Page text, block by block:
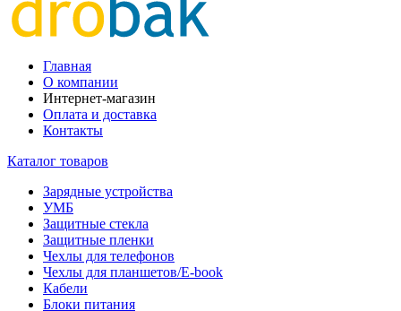
Главная
О компании
Интернет-магазин
Оплата и доставка
Контакты
Каталог товаров
Зарядные устройства
УМБ
Защитные стекла
Защитные пленки
Чехлы для телефонов
Чехлы для планшетов/E-book
Кабели
Блоки питания